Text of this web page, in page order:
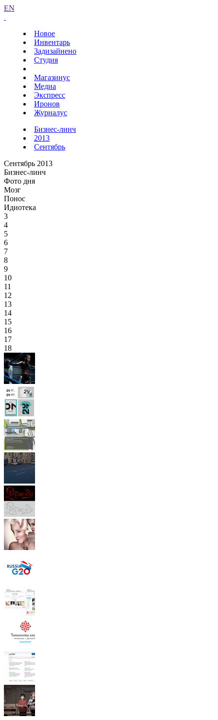
EN
Новое
Инвентарь
Задизайнено
Студия
Магазинус
Медиа
Экспресс
Иронов
Журналус
Бизнес-линч
2013
Сентябрь
Сентябрь 2013
Бизнес-линч
Фото дня
Мозг
Понос
Идиотека
3
4
5
6
7
8
9
10
11
12
13
14
15
16
17
18